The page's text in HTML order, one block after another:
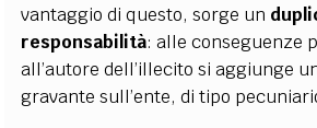
vantaggio di questo, sorge un
responsabilità: alle conseguenze
all’autore dell’illecito si aggiunge
gravante sull’ente, di tipo